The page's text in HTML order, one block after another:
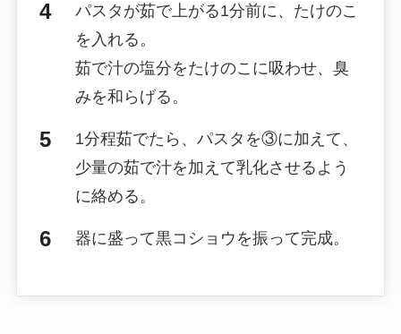
パスタが茹で上がる1分前に、たけのこ
を入れる。
茹で汁の塩分をたけのこに吸わせ、臭
みを和らげる。
1分程茹でたら、パスタを③に加えて、
少量の茹で汁を加えて乳化させるよう
に絡める。
器に盛って黒コショウを振って完成。